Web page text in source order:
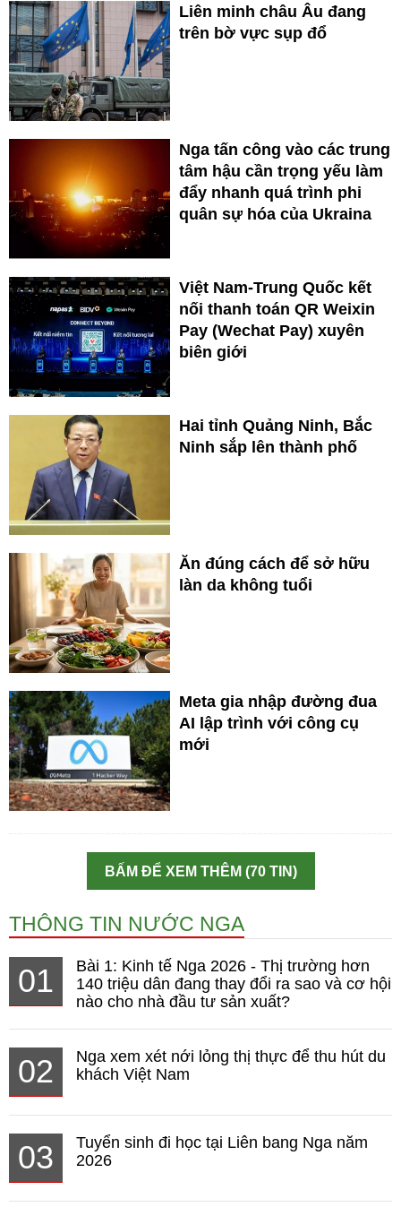
Liên minh châu Âu đang
trên bờ vực sụp đổ
Nga tấn công vào các trung
tâm hậu cần trọng yếu làm
đẩy nhanh quá trình phi
quân sự hóa của Ukraina
Việt Nam-Trung Quốc kết
nối thanh toán QR Weixin
Pay (Wechat Pay) xuyên
biên giới
Hai tỉnh Quảng Ninh, Bắc
Ninh sắp lên thành phố
Ăn đúng cách để sở hữu
làn da không tuổi
Meta gia nhập đường đua
AI lập trình với công cụ
mới
BẤM ĐỂ XEM THÊM (70 TIN)
THÔNG TIN NƯỚC NGA
01
Bài 1: Kinh tế Nga 2026 - Thị trường hơn
140 triệu dân đang thay đổi ra sao và cơ hội
nào cho nhà đầu tư sản xuất?
02
Nga xem xét nới lỏng thị thực để thu hút du
khách Việt Nam
03
Tuyển sinh đi học tại Liên bang Nga năm
2026